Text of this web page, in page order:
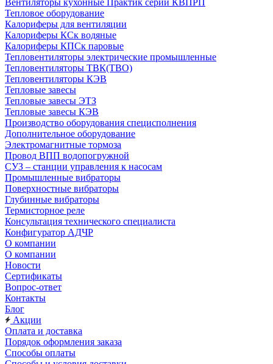
Вентиляторы кухонные Практик серии КВПРП
Тепловое оборудование
Калориферы для вентиляции
Калориферы КСк водяные
Калориферы КПСк паровые
Тепловентиляторы электрические промышленные
Тепловентиляторы ТВК(ТВО)
Тепловентиляторы КЭВ
Тепловые завесы
Тепловые завесы ЭТЗ
Тепловые завесы КЭВ
Производство оборудования специсполнения
Дополнительное оборудование
Электромагнитные тормоза
Провод ВПП водопогружной
СУЗ – станции управления к насосам
Промышленные вибраторы
Поверхностные вибраторы
Глубинные вибраторы
Термисторное реле
Консультация технического специалиста
Конфигуратор АДЧР
О компании
О компании
Новости
Сертификаты
Вопрос-ответ
Контакты
Блог
Акции
Оплата и доставка
Порядок оформления заказа
Способы оплаты